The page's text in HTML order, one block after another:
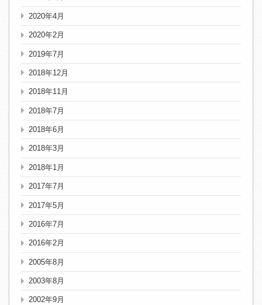
2020年4月
2020年2月
2019年7月
2018年12月
2018年11月
2018年7月
2018年6月
2018年3月
2018年1月
2017年7月
2017年5月
2016年7月
2016年2月
2005年8月
2003年8月
2002年9月